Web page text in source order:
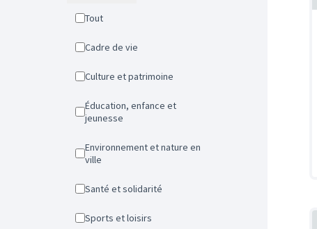
Tout
Cadre de vie
Culture et patrimoine
Éducation, enfance et
jeunesse
Environnement et nature en
ville
Santé et solidarité
Sports et loisirs